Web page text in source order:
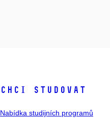
CHCI STUDOVAT
Nabídka studijních programů